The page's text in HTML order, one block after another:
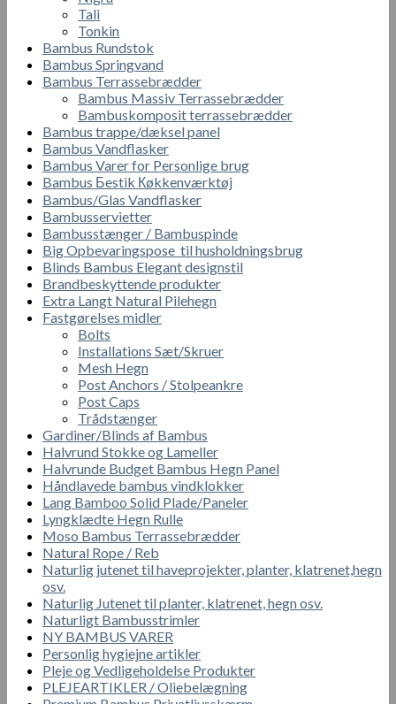
Tali
Tonkin
Bambus Rundstok
Bambus Springvand
Bambus Terrassebrædder
Bambus Massiv Terrassebrædder
Bambuskomposit terrassebrædder
Bambus trappe/dæksel panel
Bambus Vandflasker
Bambus Varer for Personlige brug
Bambus Бestik Кøkkenværktøj
Bambus/Glas Vandflasker
Bambusservietter
Bambusstænger / Bambuspinde
Big Opbevaringspose til husholdningsbrug
Blinds Bambus Elegant designstil
Brandbeskyttende produkter
Extra Langt Natural Pilehegn
Fastgørelses midler
Bolts
Installations Sæt/Skruer
Mesh Hegn
Post Anchors / Stolpeankre
Post Caps
Trådstænger
Gardiner/Blinds af Bambus
Halvrund Stokke og Lameller
Halvrunde Budget Bambus Hegn Panel
Håndlavede bambus vindklokker
Lang Bamboo Solid Plade/Paneler
Lyngklædte Hegn Rulle
Moso Bambus Terrassebrædder
Natural Rope / Reb
Naturlig jutenet til haveprojekter, planter, klatrenet,hegn
osv.
Naturlig Jutenet til planter, klatrenet, hegn osv.
Naturligt Bambusstrimler
NY BAMBUS VARER
Personlig hygiejne artikler
Pleje og Vedligeholdelse Produkter
PLEJEARTIKLER / Oliebelægning